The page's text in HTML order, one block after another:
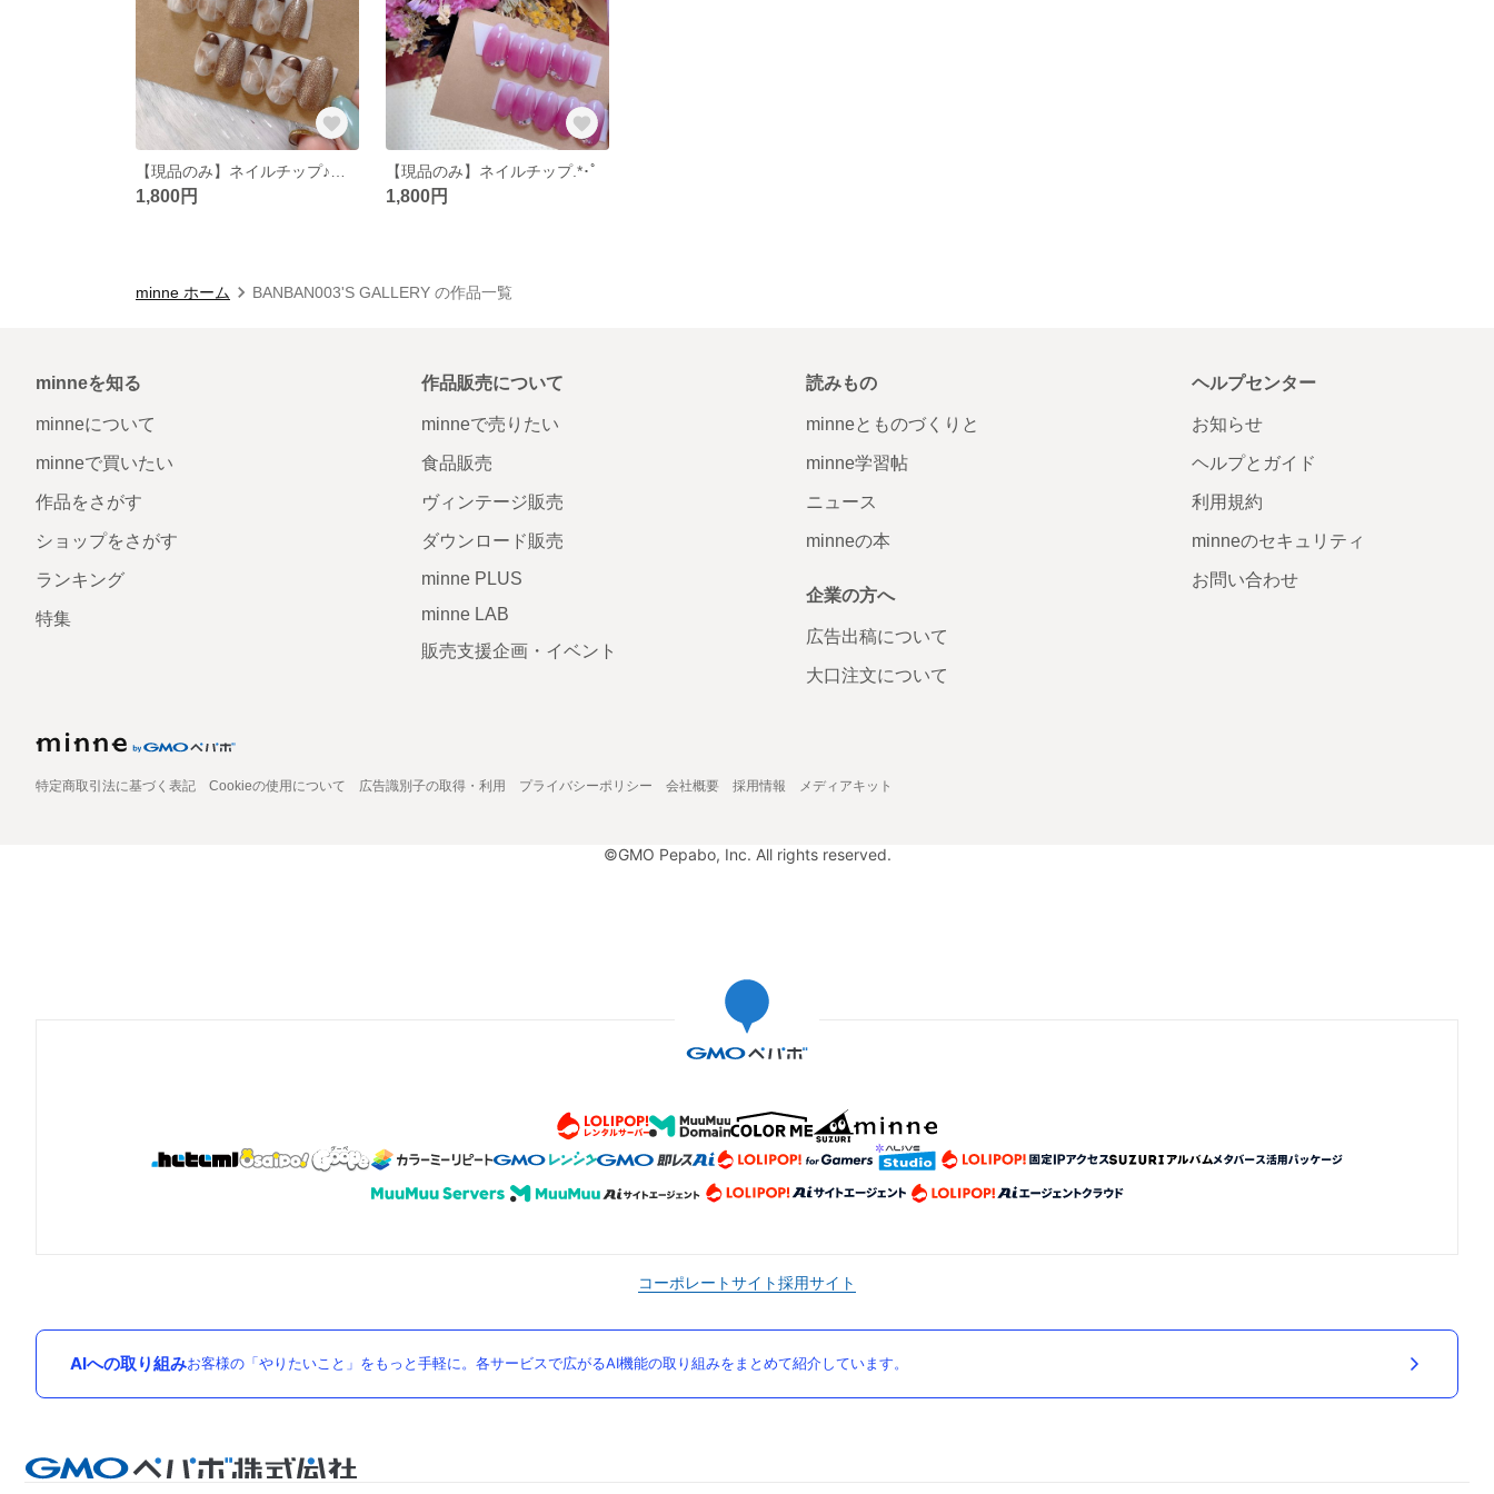
1,800円
【現品のみ】ネイルチップ.*･ﾟ
1,800円
minne ホーム BANBAN003'S GALLERY の作品一覧
minneを知る
minneについて
minneで買いたい
作品をさがす
ショップをさがす
ランキング
特集
作品販売について
minneで売りたい
食品販売
ヴィンテージ販売
ダウンロード販売
minne PLUS
minne LAB
販売支援企画・イベント
読みもの
minneとものづくりと
minne学習帖
ニュース
minneの本
企業の方へ
広告出稿について
大口注文について
ヘルプセンター
お知らせ
ヘルプとガイド
利用規約
minneのセキュリティ
お問い合わせ
特定商取引法に基づく表記 Cookieの使用について 広告識別子の取得・利用 プライバシーポリシー 会社概要 採用情報 メディアキット
©GMO Pepabo, Inc. All rights reserved.
コーポレートサイト採用サイト
AIへの取り組みお客様の「やりたいこと」をもっと手軽に。各サービスで広がるAI機能の取り組みをまとめて紹介しています。